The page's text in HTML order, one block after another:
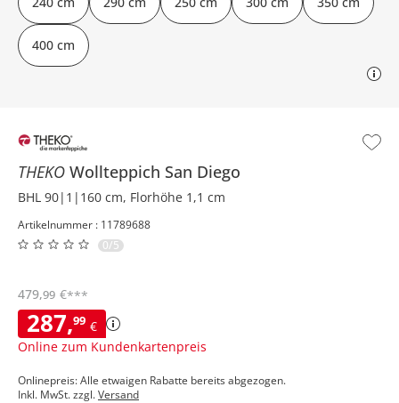
THEKO Wollteppich San Diego
BHL 90|1|160 cm, Florhöhe 1,1 cm
Artikelnummer : 11789688
0/5
287,99 €
Online zum Kundenkartenpreis
479,99 €***
Onlinepreis: Alle etwaigen Rabatte bereits abgezogen.
Inkl. MwSt. zzgl.Versand
400 cm